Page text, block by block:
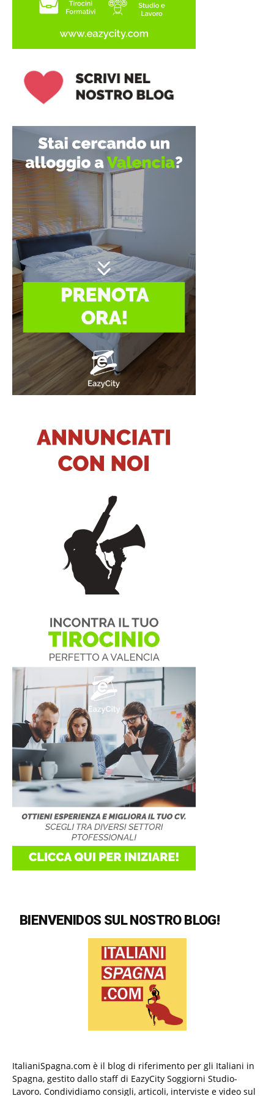
BIENVENIDOS SUL NOSTRO BLOG!
ItalianiSpagna.com è il blog di riferimento per gli Italiani in
Spagna, gestito dallo staff di EazyCity Soggiorni Studio-
Lavoro. Condividiamo consigli, articoli, interviste e video sul